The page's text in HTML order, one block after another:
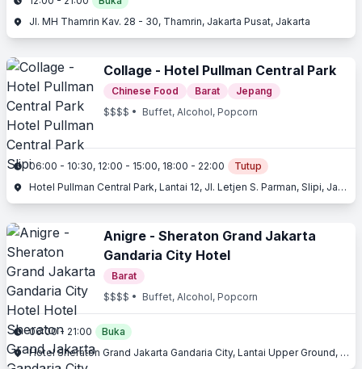
Jl. MH Thamrin Kav. 28 - 30, Thamrin, Jakarta Pusat, Jakarta
Collage - Hotel Pullman Central Park
Chinese Food Barat
Jepang
$$$$ • Buffet, Alcohol, Popcorn
06:00 - 10:30, 12:00 - 15:00, 18:00 - 22:00
Tutup
Hotel Pullman Central Park, Lantai 12, Jl. Letjen S. Parman, Slipi, Jakarta Barat, Jakarta
Anigre - Sheraton Grand Jakarta
Gandaria City Hotel
Barat
$$$$ • Buffet, Alcohol, Popcorn
06:00 - 21:00
Buka
Hotel Sheraton Grand Jakarta Gandaria City, Lantai Upper Ground, Jl. Sultan Iskandar Muda, Gandaria, Jakarta Selatan, Jakarta